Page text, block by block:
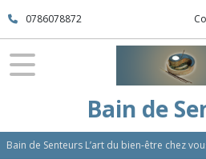
0786078872
Bain de